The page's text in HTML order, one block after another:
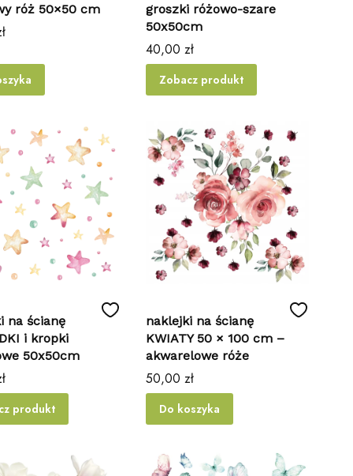
róż 50×50 cm
groszki różowo-szare
50x50cm
Cena
40,00 zł
Zobacz produkt
na ścianę
i kropki
50x50cm
produkt
naklejki na ścianę
KWIATY 50 × 100 cm –
akwarelowe róże
Cena
50,00 zł
Do koszyka